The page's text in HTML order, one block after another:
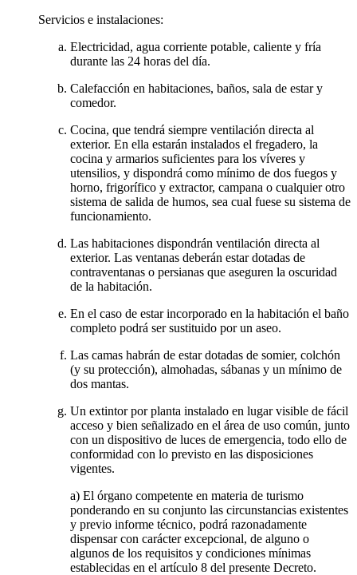
Servicios e instalaciones:
Electricidad, agua corriente potable, caliente y fría
durante las 24 horas del día.
Calefacción en habitaciones, baños, sala de estar y
comedor.
Cocina, que tendrá siempre ventilación directa al
exterior. En ella estarán instalados el fregadero, la
cocina y armarios suficientes para los víveres y
utensilios, y dispondrá como mínimo de dos fuegos y
horno, frigorífico y extractor, campana o cualquier otro
sistema de salida de humos, sea cual fuese su sistema de
funcionamiento.
Las habitaciones dispondrán ventilación directa al
exterior. Las ventanas deberán estar dotadas de
contraventanas o persianas que aseguren la oscuridad
de la habitación.
En el caso de estar incorporado en la habitación el baño
completo podrá ser sustituido por un aseo.
Las camas habrán de estar dotadas de somier, colchón
(y su protección), almohadas, sábanas y un mínimo de
dos mantas.
Un extintor por planta instalado en lugar visible de fácil
acceso y bien señalizado en el área de uso común, junto
con un dispositivo de luces de emergencia, todo ello de
conformidad con lo previsto en las disposiciones
vigentes.
a) El órgano competente en materia de turismo
ponderando en su conjunto las circunstancias existentes
y previo informe técnico, podrá razonadamente
dispensar con carácter excepcional, de alguno o
algunos de los requisitos y condiciones mínimas
establecidas en el artículo 8 del presente Decreto.